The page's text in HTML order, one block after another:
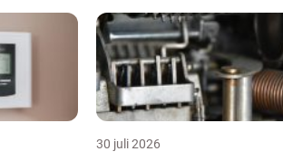
30 juli 2026